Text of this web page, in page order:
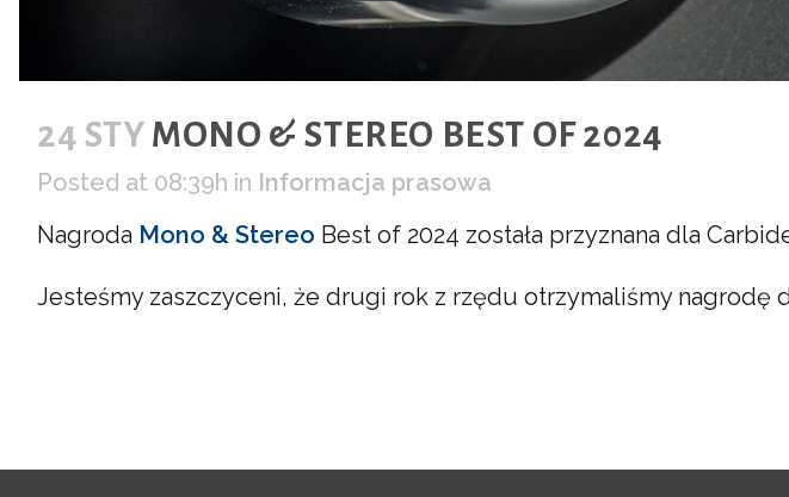
24 STY MONO & STEREO BEST OF 2024
Posted at 08:39h in Informacja prasowa
Nagroda Mono & Stereo Best of 2024 została przyznana dla
Jesteśmy zaszczyceni, że drugi rok z rzędu otrzymaliśmy